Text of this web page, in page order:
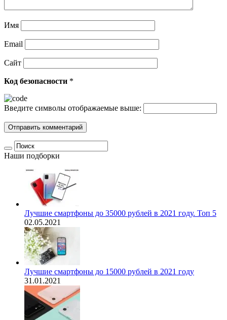
Имя
Email
Сайт
Код безопасности *
Введите символы отображаемые выше:
Наши подборки
Лучшие смартфоны до 35000 рублей в 2021 году. Топ 5
02.05.2021
Лучшие смартфоны до 15000 рублей в 2021 году
31.01.2021